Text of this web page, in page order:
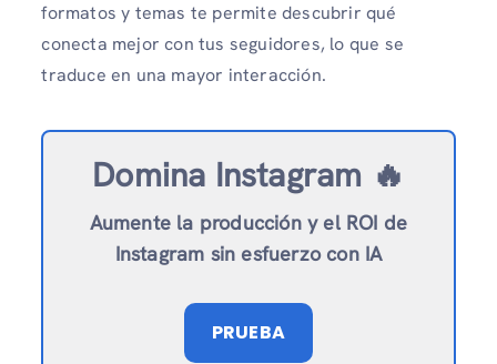
formatos y temas te permite descubrir qué
conecta mejor con tus seguidores, lo que se
traduce en una mayor interacción.
Domina Instagram 🔥
Aumente la producción y el ROI de
Instagram sin esfuerzo con IA
PRUEBA